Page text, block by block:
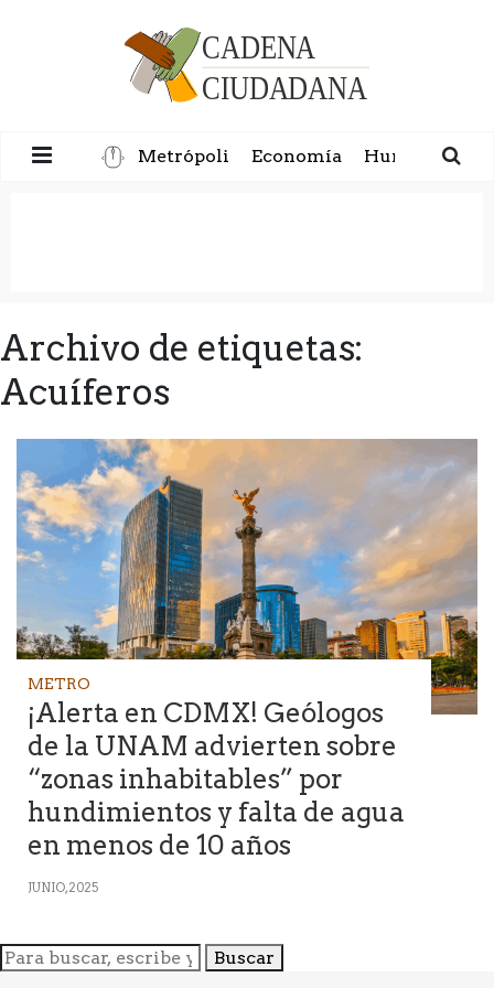
Metrópoli Economía Humanidad
Archivo de etiquetas:
Acuíferos
METRO
¡Alerta en CDMX! Geólogos
de la UNAM advierten sobre
“zonas inhabitables” por
hundimientos y falta de agua
en menos de 10 años
JUNIO, 2025
Buscar